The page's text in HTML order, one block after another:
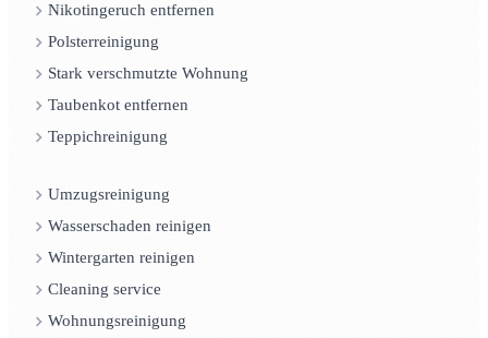
Nikotingeruch entfernen
Polsterreinigung
Stark verschmutzte Wohnung
Taubenkot entfernen
Teppichreinigung
Umzugsreinigung
Wasserschaden reinigen
Wintergarten reinigen
Cleaning service
Wohnungsreinigung